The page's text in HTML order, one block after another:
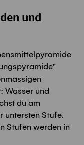
und
Wasser und
du am
untersten Stufe.
Stufen werden in